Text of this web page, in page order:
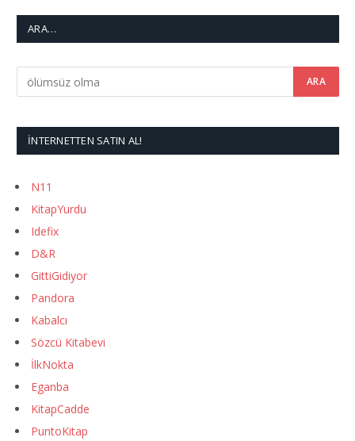
ARA…
İNTERNETTEN SATIN AL!
N11
KitapYurdu
Idefix
D&R
GittiGidiyor
Pandora
Kabalcı
Sözcü Kitabevi
İlkNokta
Eganba
KitapCadde
PuntoKitap